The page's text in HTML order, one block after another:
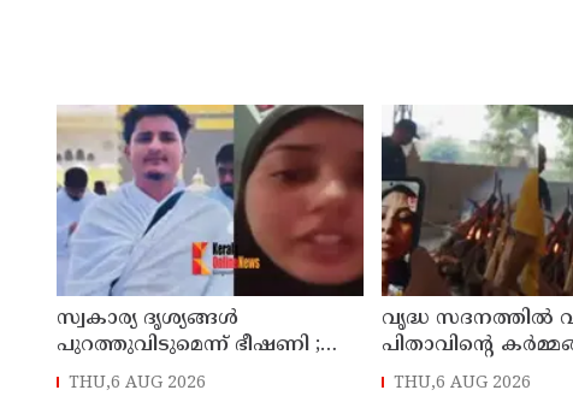
സ്വകാര്യ ദൃശ്യങ്ങള്‍
പുറത്തുവിടുമെന്ന് ഭീഷണി ;
ആണ്‍സുഹൃത്തിനെ വിഡിയോ
THU,6 AUG 2026
വൃദ്ധ സദനത്തില്‍
പിതാവിന്റെ
ചെയ്യാന്‍ പോലും
THU,6 AUG 2026